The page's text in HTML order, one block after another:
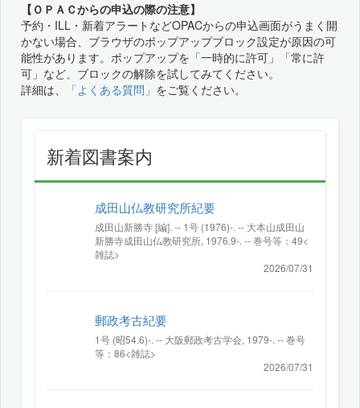
【ＯＰＡＣからの申込の際の注意】
予約・ILL・新着アラートなどOPACからの申込画面がうまく開
かない場合、ブラウザのポップアップブロック設定が原因の可
能性があります。ポップアップを「一時的に許可」「常に許
可」など、ブロックの解除を試してみてください。
詳細は、
「よくある質問」 をご覧ください。
新着図書案内
成田山仏教研究所紀要
成田山新勝寺 [編]. -- 1号 (1976)-. -- 大本山成田山
新勝寺成田山仏教研究所, 1976.9-. -- 巻号等：49<
雑誌>
2026/07/31
郵政考古紀要
1号 (昭54.6)-. -- 大阪郵政考古学会, 1979-. -- 巻号
等：86<雑誌>
2026/07/31